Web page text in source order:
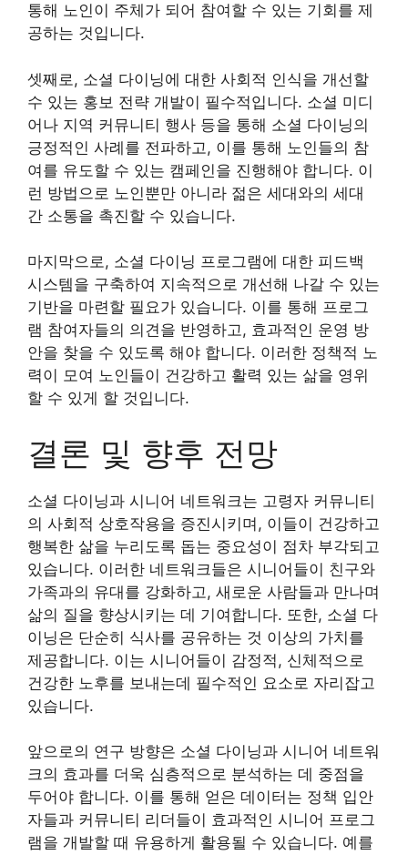
통해 노인이 주체가 되어 참여할 수 있는 기회를 제
공하는 것입니다.
셋째로, 소셜 다이닝에 대한 사회적 인식을 개선할
수 있는 홍보 전략 개발이 필수적입니다. 소셜 미디
어나 지역 커뮤니티 행사 등을 통해 소셜 다이닝의
긍정적인 사례를 전파하고, 이를 통해 노인들의 참
여를 유도할 수 있는 캠페인을 진행해야 합니다. 이
런 방법으로 노인뿐만 아니라 젊은 세대와의 세대
간 소통을 촉진할 수 있습니다.
마지막으로, 소셜 다이닝 프로그램에 대한 피드백
시스템을 구축하여 지속적으로 개선해 나갈 수 있는
기반을 마련할 필요가 있습니다. 이를 통해 프로그
램 참여자들의 의견을 반영하고, 효과적인 운영 방
안을 찾을 수 있도록 해야 합니다. 이러한 정책적 노
력이 모여 노인들이 건강하고 활력 있는 삶을 영위
할 수 있게 할 것입니다.
결론 및 향후 전망
소셜 다이닝과 시니어 네트워크는 고령자 커뮤니티
의 사회적 상호작용을 증진시키며, 이들이 건강하고
행복한 삶을 누리도록 돕는 중요성이 점차 부각되고
있습니다. 이러한 네트워크들은 시니어들이 친구와
가족과의 유대를 강화하고, 새로운 사람들과 만나며
삶의 질을 향상시키는 데 기여합니다. 또한, 소셜 다
이닝은 단순히 식사를 공유하는 것 이상의 가치를
제공합니다. 이는 시니어들이 감정적, 신체적으로
건강한 노후를 보내는데 필수적인 요소로 자리잡고
있습니다.
앞으로의 연구 방향은 소셜 다이닝과 시니어 네트워
크의 효과를 더욱 심층적으로 분석하는 데 중점을
두어야 합니다. 이를 통해 얻은 데이터는 정책 입안
자들과 커뮤니티 리더들이 효과적인 시니어 프로그
램을 개발할 때 유용하게 활용될 수 있습니다. 예를